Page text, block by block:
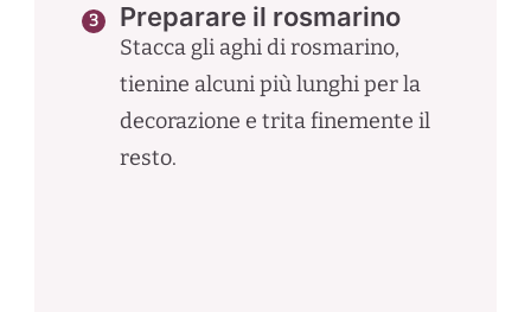
Preparare il rosmarino
Stacca gli aghi di rosmarino,
tienine alcuni più lunghi per la
decorazione e trita finemente il
resto.